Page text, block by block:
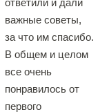
ответили и дали
важные советы,
за что им спасибо.
В общем и целом
все очень
понравилось от
первого